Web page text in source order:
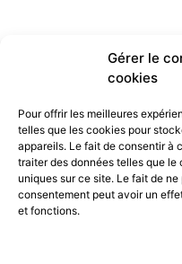
Gérer le
cookies
Pour offrir les meilleures
telles que les cookies pour
appareils. Le fait de consentir à
traiter des données telles que
uniques sur ce site. Le fait de
consentement peut avoir un
et fonctions.